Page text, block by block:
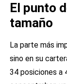
El punto
tamaño
La parte más
sino en su
34 posiciones a